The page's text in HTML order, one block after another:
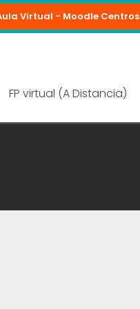
Virtual - Moodle Centros
FP virtual (A Distancia)